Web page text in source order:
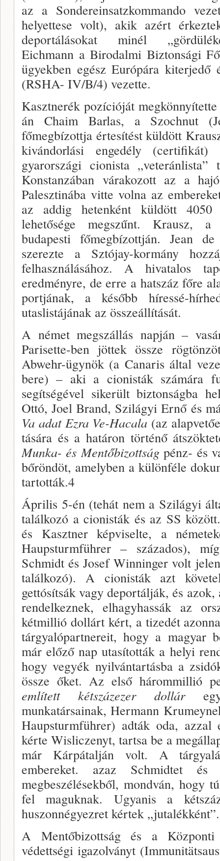
az a Sondereinsatzkommando
helyet­tese volt), akik azért
deportálásokat minél
Eichmann a Birodalmi Bizton­sági
ügyekben egész Európára kiterjedő
(RSHA- IV/B/4) vezette.
Kasztnerék pozícióját
án Chaim Barlas, a Szochnut
főmegbízottja ér­tesítést küldött
kivándorlási engedély
gyarországi cionista
Konstanzában várakozott az a
Palesztinába vitte vol­na az
az addig hetenként küldött 40­50
lehetősé­ge megszűnt. Krausz, a
budapesti főmegbízott­ján. Jean
szerezte a Sztójay-kormány
felhasználásá­hoz. A hivatalos
eredményre, de erre a hatszáz főre
portjának, a később híressé-
utaslistájának az összeállítását.
A német megszállás napján –
Parisette-ben jöttek össze
Abwehr-ügynök (a Canaris által
bere) – aki a cionisták számára
segítségével sikerült biztonságba
Ottó, Joel Brand, Szilá­gyi Ernő és
Va adat Ezra Ve-Hacala (az
tására és a határon történő
Munka- és Mentőbizottságpénz- és
bőröndöt, amelyben a különféle
tartották.4
Április 5-én (tehát nem a Szilágyi
talál­kozó a cionisták és az SS
és Kasztner képviselte, a
Haupsturmführer – szá­zados),
Schmidt és Josef Winninger volt
talál­kozó). A cionisták azt
gettósítsák vagy deportálják, és
rendelkeznek, elhagyhassák az
kétmillió dollárt kért, a tizedét
tárgyalópartnereit, hogy a magyar
már előző nap utasították a helyi
hogy vegyék nyilvántartásba a
össze őket. Az első hárommillió
említett kétszázezer dolláregy
munkatársainak, Hermann
Haupsturmführer) adták oda,
kérte Wisliczenyt, tartsa be a
már Kárpátalján volt. A
embereket. azaz Schmidtet
megbeszélésekből, mondván, hogy
fel ma­guknak. Ugyanis a
huszonnégyezret kértek „jutalékként”.
A Mentőbizottság és a
védettségi igazolványt